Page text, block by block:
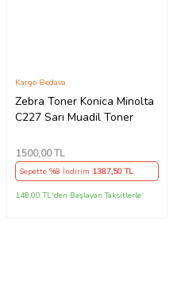
Zebra Toner Konica Minolta
C227 Sarı Muadil Toner
Kargo Bedava
1500,00 TL
Sepette %8 İndirim 1387,50 TL
148,00 TL'den Başlayan Taksitlerle